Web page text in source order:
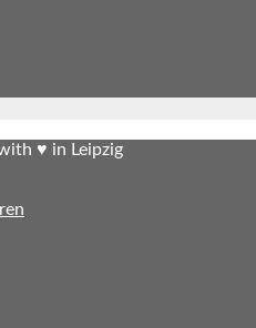
♥ in Leipzig